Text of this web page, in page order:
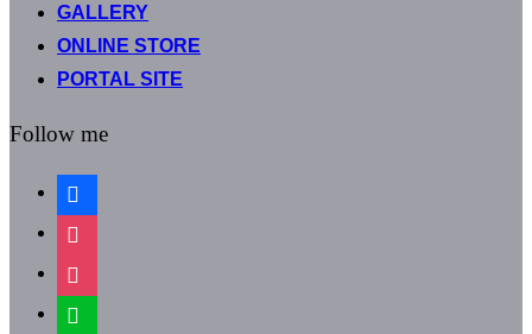
GALLERY
ONLINE STORE
PORTAL SITE
Follow me
facebook
instagram
line